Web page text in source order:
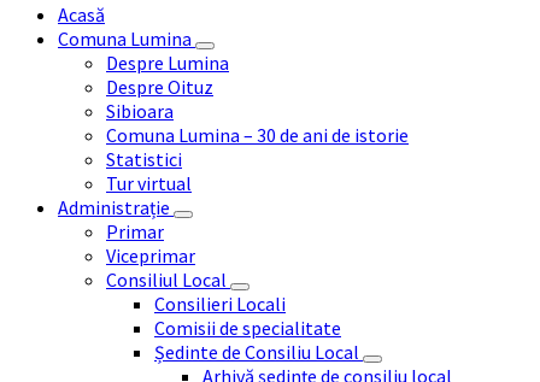
Acasă
Comuna Lumina
Despre Lumina
Despre Oituz
Sibioara
Comuna Lumina – 30 de ani de istorie
Statistici
Tur virtual
Administrație
Primar
Viceprimar
Consiliul Local
Consilieri Locali
Comisii de specialitate
Ședinte de Consiliu Local
Arhivă ședințe de consiliu local